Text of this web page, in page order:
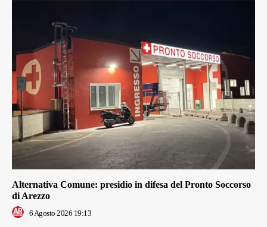
Alternativa Comune: presidio in difesa del Pronto Soccorso
di Arezzo
6 Agosto 2026 19:13